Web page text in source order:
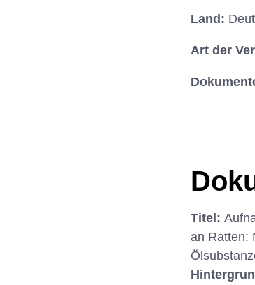
Land:
Art der
Titel:
an Ratten: